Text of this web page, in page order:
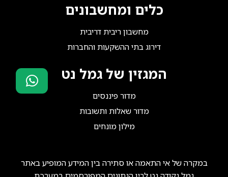
כלים ומחשבונים
מחשבון ריבית דריבית
דירוג בתי ההשקעות והחברות
המגזין של גמל נט
מדור פיננסים
מדור שאלות ותשובות
מילון מונחים
במקרה של אי התאמה או סתירה בין המידע המופיע באתר